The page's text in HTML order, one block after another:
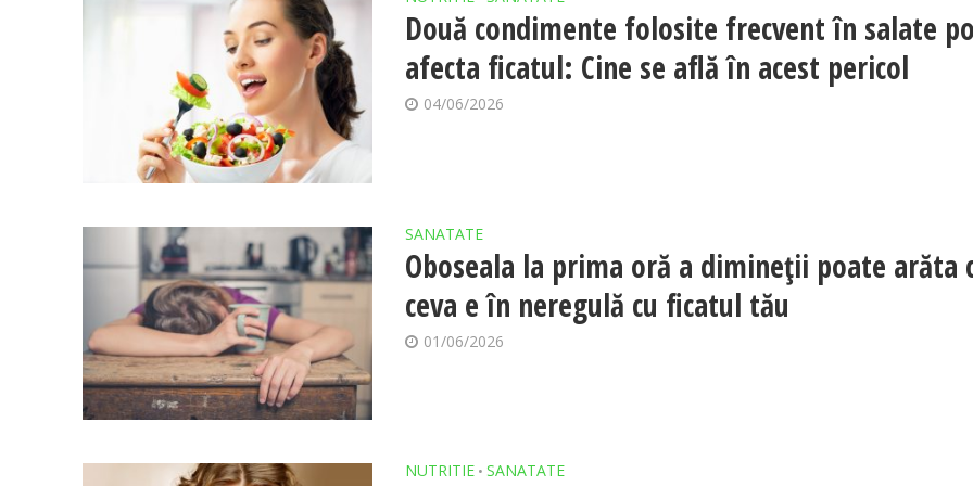
Două condimente folosite frecvent în salate
afecta ficatul: Cine se află în acest pericol
04/06/2026
SANATATE
Oboseala la prima oră a dimineții poate arăta
ceva e în neregulă cu ficatul tău
01/06/2026
NUTRITIE • SANATATE